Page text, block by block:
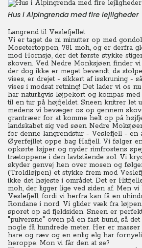
Hus i Alpingrenda med fire lejligheder
Langrend til Veslefjellet
Vi er taget de ni minutter op med
Mosetertoppen, 781 moh, og er derfra
mod Hornsjø, der det første stykke
skoven. Ved Nedre Monksjøen finder
der dog ikke er meget bevendt, da
vises, er drejet - sikkert af isskruning -
vises i modsat retning! Det lader vi os
har naturligvis løjpekort og kompas
til en tur på højfjeldet. Sneen knitrer let
medens vi bevæger os op gennem
grantræer for at komme helt op på
landskabet sig ved søen Nedre
for denne langrendstur - Veslefjell - en
Øyerfejllet oppe bag Hafjell. Vi følger
opkørte løjper og nyder rimfrostens
trætoppene i den lavtstående sol. Vi
skyder genvej hen over mosen og
(Troldløjpen) et stykke frem mod
ikke det højeste i området. Det er
moh, der ligger lige ved siden af. Men vi
Veslefjell, fordi vi herfra kan få en
Rondane i nord. Vi glider væk fra
sporet op ad fjeldsiden. Sneen er
"pulversne" oven på en fast bund, så
nogle få hundrede meter. Her er
hare og ræv og en enlig elg har
heroppe. Mon vi får den at se?